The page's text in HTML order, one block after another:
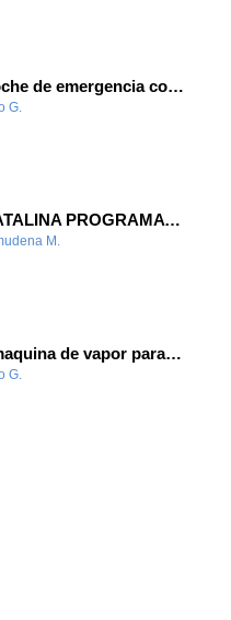
Programa un coche de emergencia con MakeCode y constrúyelo con Nezha
G.
CEIP SANTA CATALINA PROGRAMA READY, STEADY, GO! 2025-26
M.
Inspírate en la maquina de vapor para construir con Nezha una mecanismo que transforma movimiento circular en lineal
G.